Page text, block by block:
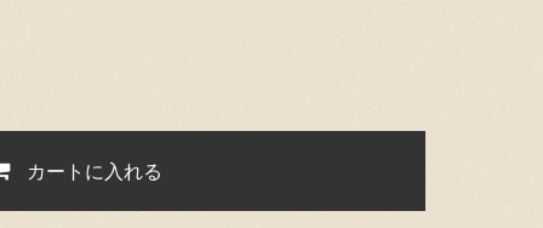
カートに入れる